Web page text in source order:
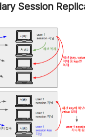
Session